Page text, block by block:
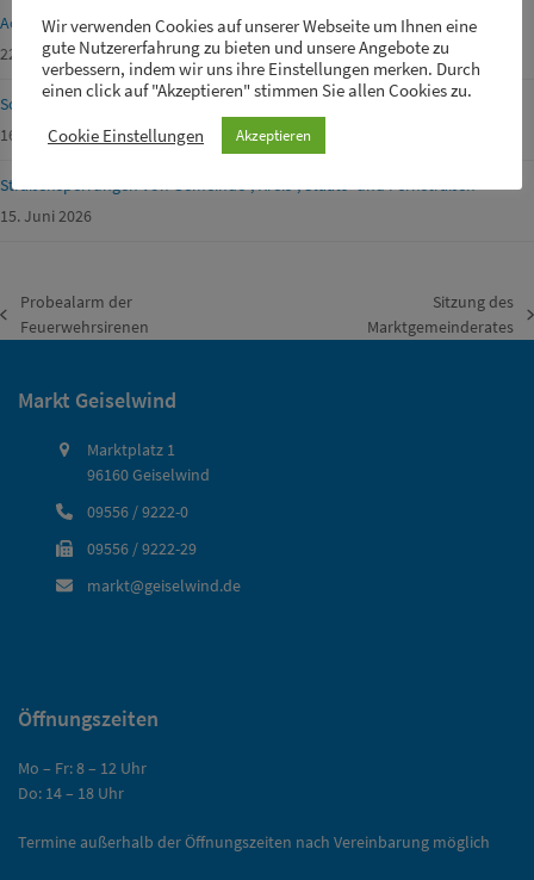
Achtung Waldbrandgefahr!
22. Juni 2026
Schülerbetreuer m/w/d für unsere Drei-Franken-Grundschule gesucht
16. Juni 2026
Straßensperrungen von Gemeinde-, Kreis-, Staats- und Fernstraßen
15. Juni 2026
vorheriger
Probealarm der
Feuerwehrsirenen
Sitzung des
Marktgemeinderates
Markt Geiselwind
Marktplatz 1
96160 Geiselwind
09556 / 9222-0
09556 / 9222-29
markt@geiselwind.de
Öffnungszeiten
Mo – Fr: 8 – 12 Uhr
Do: 14 – 18 Uhr
Termine außerhalb der Öffnungszeiten nach Vereinbarung möglich
Wir verwenden Cookies auf unserer Webseite um Ihnen eine
gute Nutzererfahrung zu bieten und unsere Angebote zu
verbessern, indem wir uns ihre Einstellungen merken. Durch
einen click auf "Akzeptieren" stimmen Sie allen Cookies zu.
Cookie Einstellungen Akzeptieren